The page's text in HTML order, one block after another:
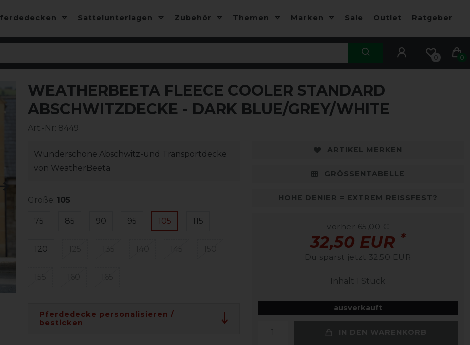
Sattelunterlagen Zubehör Themen Marken Sale Outlet Ratgeber
0 0
WEATHERBEETA FLEECE COOLER STANDARD
ABSCHWITZDECKE - DARK BLUE/GREY/WHITE
Art.-Nr: 8449
Wunderschöne Abschwitz-und Transportdecke
von WeatherBeeta
Größe: 105
75 85 90 95 105 115
120
Pferdedecke personalisieren /
besticken
ARTIKEL MERKEN
GRÖSSENTABELLE
HOHE DENIER = EXTREM REISSFEST?
vorher 65,00 €
32,50 EUR *
Du sparst jetzt 32,50 EUR
Inhalt 1 Stück
ausverkauft
IN DEN WARENKORB